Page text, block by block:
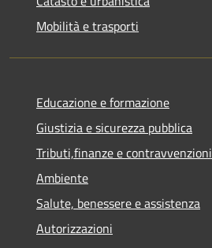
Mobilità e trasporti
Educazione e formazione
Giustizia e sicurezza pubblica
Tributi,finanze e contravvenzioni
Ambiente
Salute, benessere e assistenza
Autorizzazioni